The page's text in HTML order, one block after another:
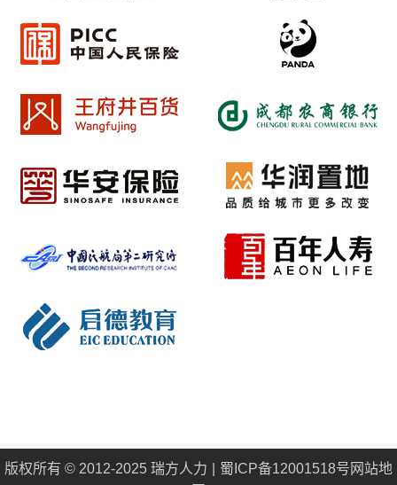
版权所有 © 2012-2025 瑞方人力 蜀ICP备12001518号 网站地